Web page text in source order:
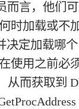
而言，他们
时加载或不
决定加载哪
使用之前必
从而获取到